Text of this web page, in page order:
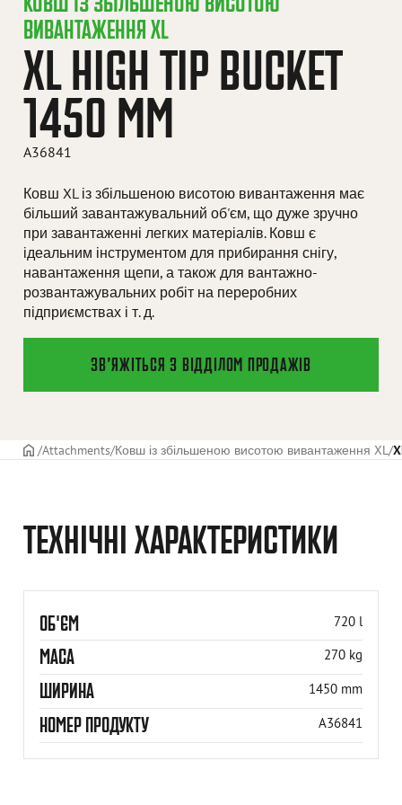
ВИВАНТАЖЕННЯ XL
XL HIGH TIP BUCKET
1450 MM
A36841
Ковш XL із збільшеною висотою вивантаження має
більший завантажувальний об'єм, що дуже зручно
при завантаженні легких матеріалів. Ковш є
ідеальним інструментом для прибирання снігу,
навантаження щепи, а також для вантажно-
розвантажувальних робіт на переробних
підприємствах і т. д.
ЗВ’ЯЖІТЬСЯ З ВІДДІЛОМ ПРОДАЖІВ
ГОЛОВНА СТОРІНКА
Attachments Ковш із збільшеною висотою вивантаження XL
ТЕХНІЧНІ ХАРАКТЕРИСТИКИ
ОБ'ЄМ 720 l
МАСА 270 kg
ШИРИНА 1450 mm
НОМЕР ПРОДУКТУ A36841